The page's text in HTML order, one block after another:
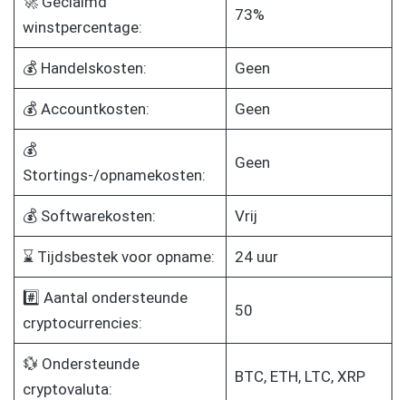
winstpercentage:
73%
💰 Handelskosten: Geen
💰 Accountkosten: Geen
💰
Stortings-/opnamekosten:
Geen
💰 Softwarekosten: Vrij
⌛ Tijdsbestek voor opname: 24 uur
#️⃣ Aantal ondersteunde
cryptocurrencies:
50
💱 Ondersteunde
cryptovaluta:
BTC, ETH, LTC, XRP